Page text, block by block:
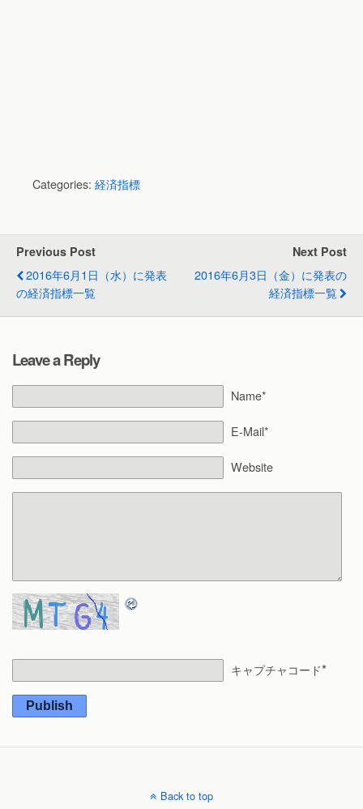
Categories: 経済指標
Previous Post
2016年6月1日（水）に発表
の経済指標一覧
Next Post
2016年6月3日（金）に発表の
経済指標一覧
Leave a Reply
Name*
E-Mail*
Website
キャプチャコード*
Publish
Back to top